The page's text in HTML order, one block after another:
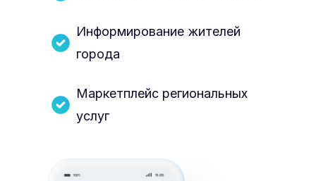
Информирование жителей
города
Маркетплейс региональных
услуг